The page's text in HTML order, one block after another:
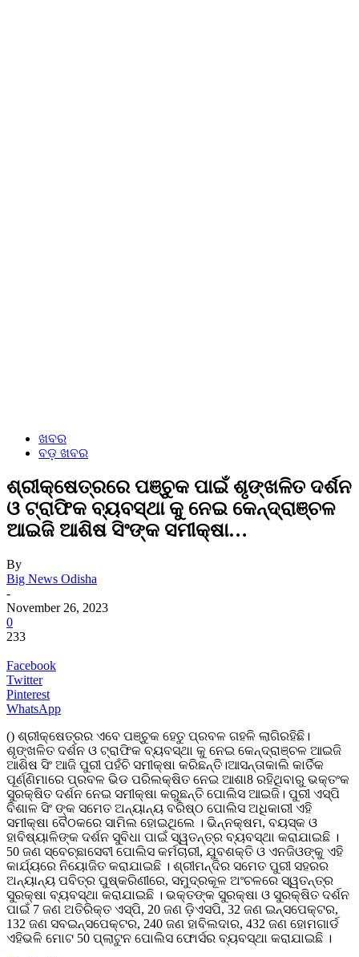
ଖବର
ବଡ଼ ଖବର
ଶ୍ରୀକ୍ଷେତ୍ରରେ ପଞ୍ଚୁକ ପାଇଁ ଶୃଙ୍ଖଳିତ ଦର୍ଶନ
ଓ ଟ୍ରାଫିକ ବ୍ୟବସ୍ଥା କୁ ନେଇ କେନ୍ଦ୍ରାଞ୍ଚଳ
ଆଇଜି ଆଶିଷ ସିଂଙ୍କ ସମୀକ୍ଷା…
By
Big News Odisha
-
November 26, 2023
0
233
Facebook
Twitter
Pinterest
WhatsApp
() ଶ୍ରୀକ୍ଷେତ୍ରର ଏବେ ପଞ୍ଚୁକ ହେତୁ ପ୍ରବଳ ଗହଳି ଲାଗିରହିଛି।
ଶୃଙ୍ଖଳିତ ଦର୍ଶନ ଓ ଟ୍ରାଫିକ ବ୍ୟବସ୍ଥା କୁ ନେଇ କେନ୍ଦ୍ରାଞ୍ଚଳ ଆଇଜି
ଆଶିଷ ସିଂ ଆଜି ପୁରୀ ପହଁଚି ସମୀକ୍ଷା କରିଛନ୍ତି।ଆସନ୍ତାକାଲି କାର୍ତିକ
ପୂର୍ଣ୍ଣିମାରେ ପ୍ରବଳ ଭିଡ ପରିଲକ୍ଷିତ ନେଇ ଆଶା8 ରହିଥିବାରୁ ଭକ୍ତଂକ
ସୁରକ୍ଷିତ ଦର୍ଶନ ନେଇ ସମୀକ୍ଷା କରୁଛନ୍ତି ପୋଲିସ ଆଇଜି। ପୁରୀ ଏସ୍ପି
ବିଶାଳ ସିଂ ଙ୍କ ସମେତ ଅନ୍ୟାନ୍ୟ ବରିଷ୍ଠ ପୋଲିସ ଅଧିକାରୀ ଏହି
ସମୀକ୍ଷା ବୈଠକରେ ସାମିଲ ହୋଇଥିଲେ । ଭିନ୍ନକ୍ଷମ, ବୟସ୍କ ଓ
ହାବିଷ୍ୟାଳିଙ୍କ ଦର୍ଶନ ସୁବିଧା ପାଇଁ ସ୍ୱତନ୍ତ୍ର ବ୍ୟବସ୍ଥା କରାଯାଇଛି ।
50 ଜଣ ସ୍ବେଚ୍ଛାସେବୀ ପୋଲିସ କର୍ମଚାରୀ, ଯୁବଶକ୍ତି ଓ ଏନଜିଓଙ୍କୁ ଏହି
କାର୍ଯ୍ୟରେ ନିୟୋଜିତ କରାଯାଇଛି । ଶ୍ରୀମନ୍ଦିର ସମେତ ପୁରୀ ସହରର
ଅନ୍ୟାନ୍ୟ ପବିତ୍ର ପୁଷ୍କରିଣୀରେ, ସମୁଦ୍ରକୂଳ ଅଂଚଳରେ ସ୍ୱତନ୍ତ୍ର
ସୁରକ୍ଷା ବ୍ୟବସ୍ଥା କରାଯାଇଛି । ଭକ୍ତଙ୍କ ସୁରକ୍ଷା ଓ ସୁରକ୍ଷିତ ଦର୍ଶନ
ପାଇଁ 7 ଜଣ ଅତିରିକ୍ତ ଏସ୍ପି, 20 ଜଣ ଡ଼ିଏସପି, 32 ଜଣ ଇନ୍ସପେକ୍ଟର,
132 ଜଣ ସବଇନ୍ସପେକ୍ଟର, 240 ଜଣ ହାବିଲଦାର, 432 ଜଣ ହୋମଗାର୍ଡ
ଏହିଭଳି ମୋଟ 50 ପ୍ଲାଟୁନ ପୋଲିସ ଫୋର୍ସର ବ୍ୟବସ୍ଥା କରାଯାଇଛି ।